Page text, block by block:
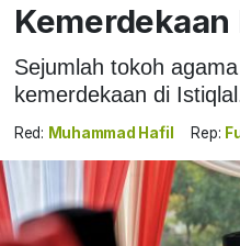
Kemerdekaan
Sejumlah tokoh
kemerdekaan di
Red: Muhammad Hafil Rep: